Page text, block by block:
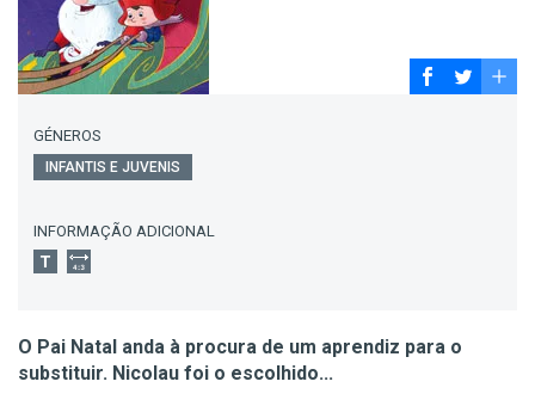
GÉNEROS
INFANTIS E JUVENIS
INFORMAÇÃO ADICIONAL
O Pai Natal anda à procura de um aprendiz para o
substituir. Nicolau foi o escolhido...